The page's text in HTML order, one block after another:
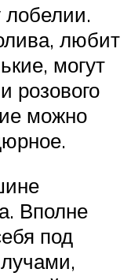
лобелии.
любит
могут
розового
можно
Вполне
под